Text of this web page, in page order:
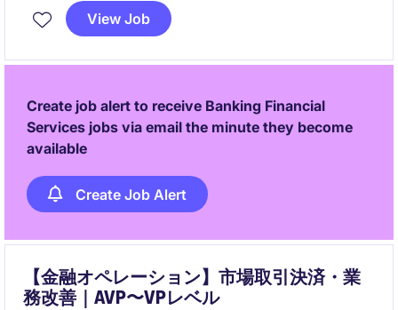
応、業務改善を通じて組織の成長に貢献していただき
ます。
View Job
Create job alert to receive Banking Financial
Services jobs via email the minute they become
available
Create Job Alert
【金融オペレーション】市場取引決済・業
務改善｜AVP〜VPレベル